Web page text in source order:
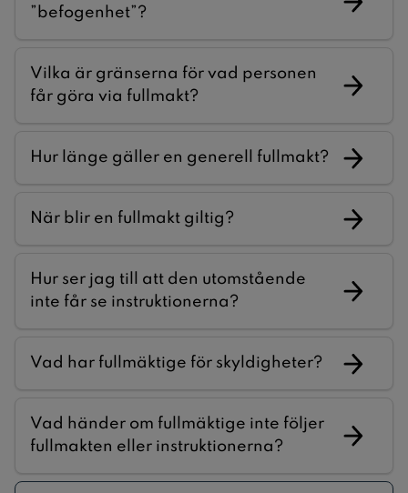
”befogenhet”?
Vilka är gränserna för vad personen
får göra via fullmakt?
Hur länge gäller en generell fullmakt?
När blir en fullmakt giltig?
Hur ser jag till att den utomstående
inte får se instruktionerna?
Vad har fullmäktige för skyldigheter?
Vad händer om fullmäktige inte följer
fullmakten eller instruktionerna?